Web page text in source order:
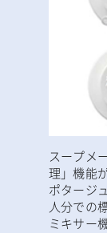
スープメ
理」機能
ポタージ
人分での
ミキサー